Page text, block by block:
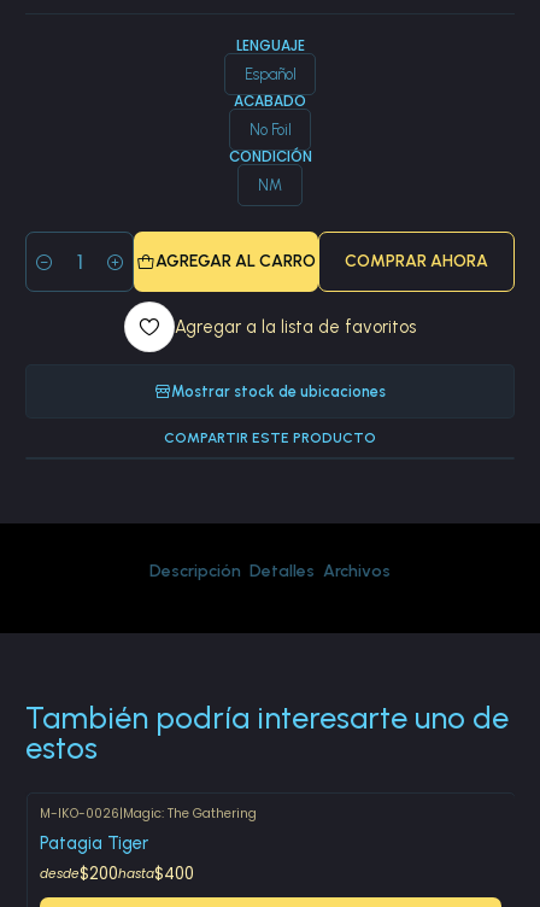
LENGUAJE
Español
ACABADO
No Foil
CONDICIÓN
NM
Cantidad
AGREGAR AL CARRO COMPRAR AHORA
Agregar a la lista de favoritos
Mostrar stock de ubicaciones
COMPARTIR ESTE PRODUCTO
Descripción Detalles Archivos
También podría interesarte uno de
estos
M-IKO-0026|Magic: The Gathering
Patagia Tiger
desde$200hasta$400